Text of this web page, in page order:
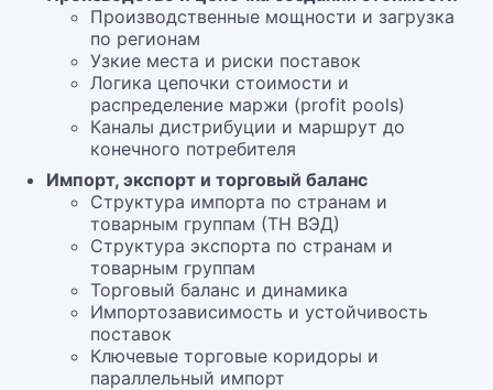
Производственные мощности и загрузка
по регионам
Узкие места и риски поставок
Логика цепочки стоимости и
распределение маржи (profit pools)
Каналы дистрибуции и маршрут до
конечного потребителя
Импорт, экспорт и торговый баланс
Структура импорта по странам и
товарным группам (ТН ВЭД)
Структура экспорта по странам и
товарным группам
Торговый баланс и динамика
Импортозависимость и устойчивость
поставок
Ключевые торговые коридоры и
параллельный импорт